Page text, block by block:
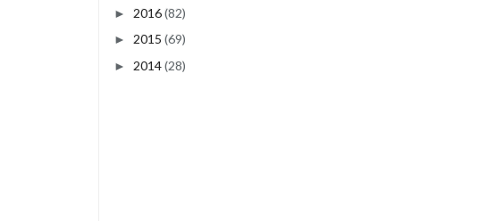
► 2016(82)
► 2015 (69)
► 2014(28)